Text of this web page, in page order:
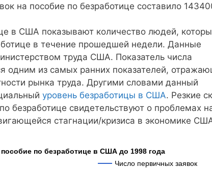
на пособие по безработице составило
в США показывают количество людей,
в течение прошедшей недели. Данные
труда США. Показатель числа
одним из самых ранних показателей,
рынка труда. Другими словами данный
уровень безработицы в США. Резкие
безработице свидетельствуют о проблемах
стагнации/кризиса в экономике
по безработице в США до 1998 года
Число первичных заявок